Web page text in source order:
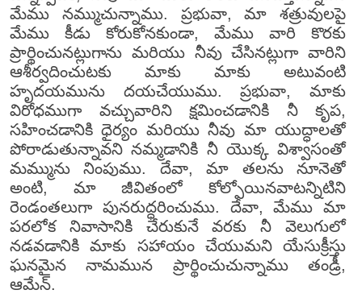
మేము నమ్ముచున్నాము. ప్రభువా, మా శత్రువులపై
మేము కీడు కోరుకోనకుండా, మేము వారి కొరకు
ప్రార్థించునట్లుగాను మరియు నీవు చేసినట్లుగా వారిని
ఆశీర్వదించుటకు మాకు మాకు అటువంటి
హృదయమును దయచేయుము. ప్రభువా, మాకు
విరోధముగా వచ్చువారిని క్షమించడానికి నీ కృప,
సహించడానికి ధైర్యం మరియు నీవు మా యుద్ధాలతో
పోరాడుతున్నావని నమ్మడానికి నీ యొక్క విశ్వాసంతో
మమ్మును నింపుము. దేవా, మా తలను నూనెతో
అంటి, మా జీవితంలో కోల్పోయినవాటన్నిటిని
రెండంతలుగా పునరుద్ధరించుము. దేవా, మేము మా
పరలోక నివాసానికి చేరుకునే వరకు నీ వెలుగులో
నడవడానికి మాకు సహాయం చేయుమని యేసుక్రీస్తు
ఘనమైన నామమున ప్రార్థించుచున్నాము తండ్రీ,
ఆమేన్.